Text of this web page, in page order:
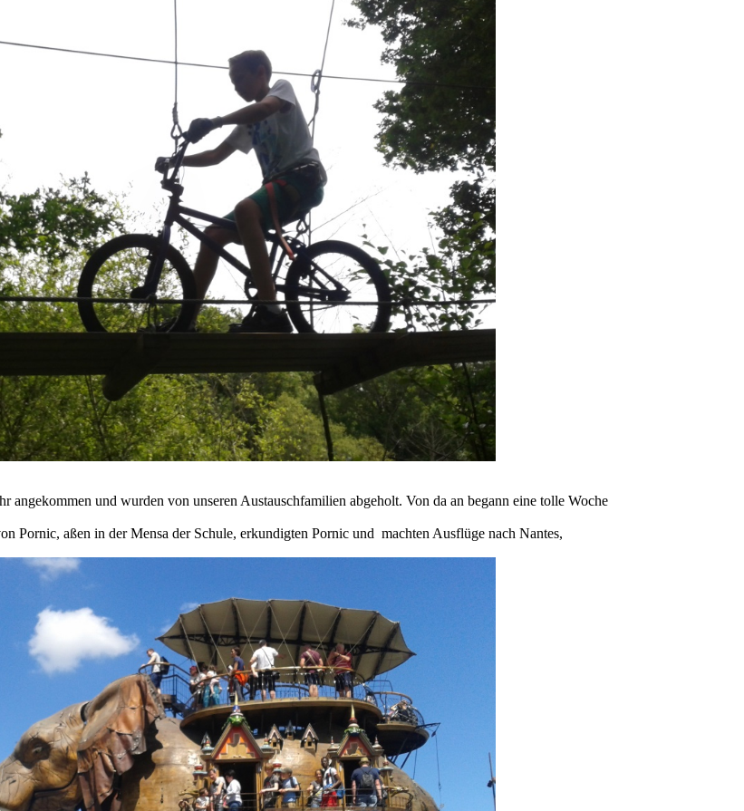
angekommen und wurden von unseren Austauschfamilien abgeholt. Von da an begann eine tolle Woche
Pornic, aßen in der Mensa der Schule, erkundigten Pornic und machten Ausflüge nach Nantes,